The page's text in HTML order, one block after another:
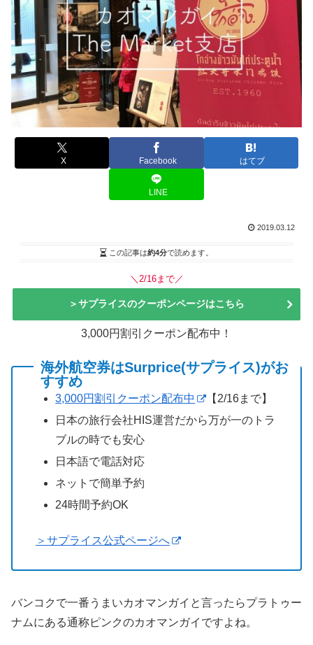
X Facebook はてブ
LINE
2019.03.12
この記事は約4分で読めます。
＼2/16まで／
＞サプライスのクーポンページはこちら
3,000円割引クーポン配布中！
海外航空券はSurprice(サプライス)がお
すすめ
3,000円割引クーポン配布中
【2/16まで】
日本の旅行会社HIS運営だから万が一のトラ
ブルの時でも安心
日本語で電話対応
ネットで簡単予約
24時間予約OK
＞サプライス公式ページへ
バンコクで一番うまいカオマンガイと言ったらプラトゥー
ナムにある通称ピンクのカオマンガイですよね。